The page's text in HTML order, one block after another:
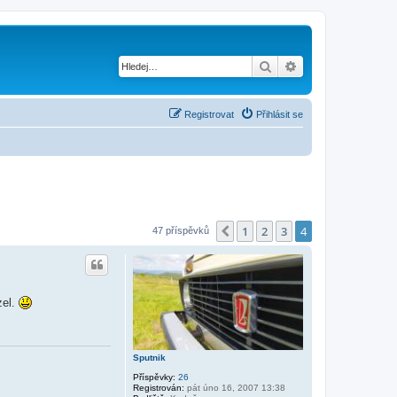
Hledat
Přihlásit se
Registrovat
47 příspěvků Předchozí
1 2 3 4
Sputnik
Příspěvky: 26
Registrován: pát úno 16, 2007 13:38